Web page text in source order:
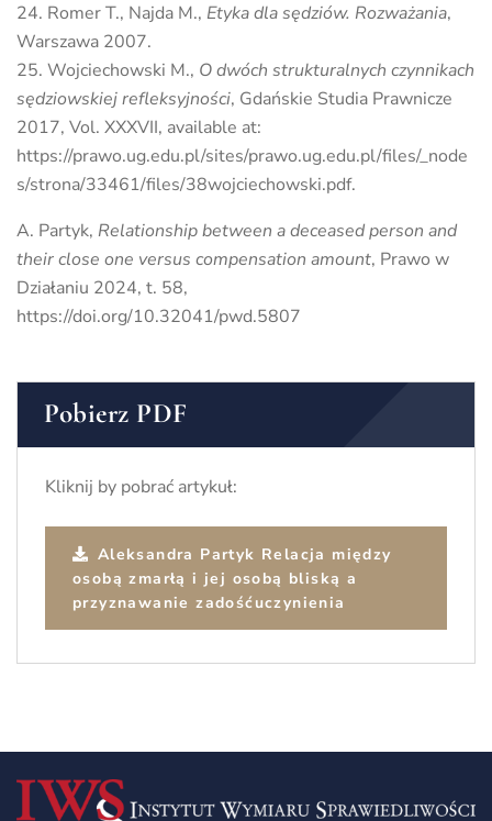
Romer T., Najda M., Etyka dla sędziów. Rozważania,
Warszawa 2007.
Wojciechowski M., O dwóch strukturalnych czynnikach
sędziowskiej refleksyjności, Gdańskie Studia Prawnicze
2017, Vol. XXXVII, available at:
https://prawo.ug.edu.pl/sites/prawo.ug.edu.pl/files/_node
s/strona/33461/files/38wojciechowski.pdf.
A. Partyk, Relationship between a deceased person and
their close one versus compensation amount, Prawo w
Działaniu 2024, t. 58,
https://doi.org/10.32041/pwd.5807
Pobierz PDF
Kliknij by pobrać artykuł:
Aleksandra Partyk Relacja między
osobą zmarłą i jej osobą bliską a
przyznawanie zadośćuczynienia